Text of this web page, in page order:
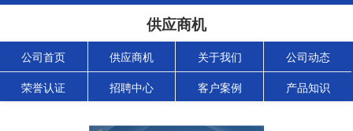
供应商机
公司首页 供应商机 关于我们 公司动态
荣誉认证 招聘中心 客户案例 产品知识